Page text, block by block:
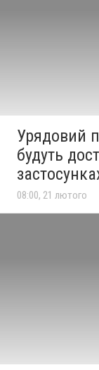
Урядовий
будуть
08:00, 21 лютого